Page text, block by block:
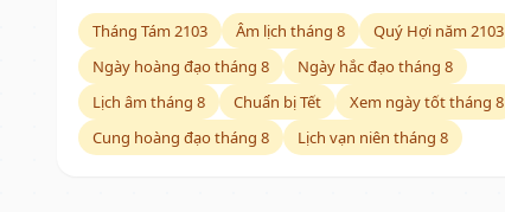
Tháng Tám 2103 Âm lịch tháng 8
Quý Hợi năm 2103
Ngày hoàng đạo tháng 8
Ngày hắc đạo tháng 8
Lịch âm tháng 8
Chuẩn bị Tết
Xem ngày tốt tháng 8
Cung hoàng đạo tháng 8
Lịch vạn niên tháng 8